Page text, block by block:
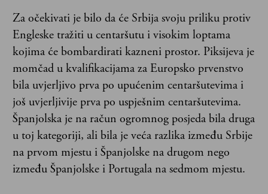
Za očekivati je bilo da će Srbija svoju priliku protiv
Engleske tražiti u centaršutu i visokim loptama
kojima će bombardirati kazneni prostor. Piksijeva je
momčad u kvalifikacijama za Europsko prvenstvo
bila uvjerljivo prva po upućenim centaršutevima i
još uvjerljivije prva po uspješnim centaršutevima.
Španjolska je na račun ogromnog posjeda bila druga
u toj kategoriji, ali bila je veća razlika između Srbije
na prvom mjestu i Španjolske na drugom nego
između Španjolske i Portugala na sedmom mjestu.